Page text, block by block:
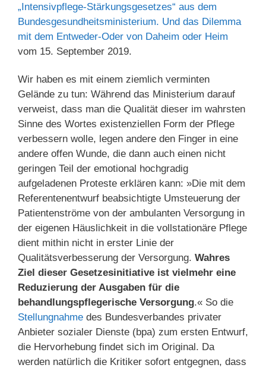
„Intensivpflege-Stärkungsgesetzes“ aus dem
Bundesgesundheitsministerium. Und das Dilemma
mit dem Entweder-Oder von Daheim oder Heim
vom 15. September 2019.
Wir haben es mit einem ziemlich verminten
Gelände zu tun: Während das Ministerium darauf
verweist, dass man die Qualität dieser im wahrsten
Sinne des Wortes existenziellen Form der Pflege
verbessern wolle, legen andere den Finger in eine
andere offen Wunde, die dann auch einen nicht
geringen Teil der emotional hochgradig
aufgeladenen Proteste erklären kann: »Die mit dem
Referentenentwurf beabsichtigte Umsteuerung der
Patientenströme von der ambulanten Versorgung in
der eigenen Häuslichkeit in die vollstationäre Pflege
dient mithin nicht in erster Linie der
Qualitätsverbesserung der Versorgung. Wahres
Ziel dieser Gesetzesinitiative ist vielmehr eine
Reduzierung der Ausgaben für die
behandlungspflegerische Versorgung.« So die
Stellungnahme des Bundesverbandes privater
Anbieter sozialer Dienste (bpa) zum ersten Entwurf,
die Hervorhebung findet sich im Original. Da
werden natürlich die Kritiker sofort entgegnen, dass